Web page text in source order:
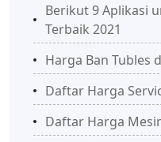
Berikut 9 Aplikasi
Terbaik 2021
Harga Ban Tubles
Daftar Harga
Daftar Harga